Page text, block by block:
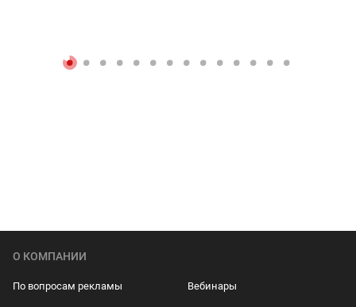
О КОМПАНИИ
По вопросам рекламы Вебинары